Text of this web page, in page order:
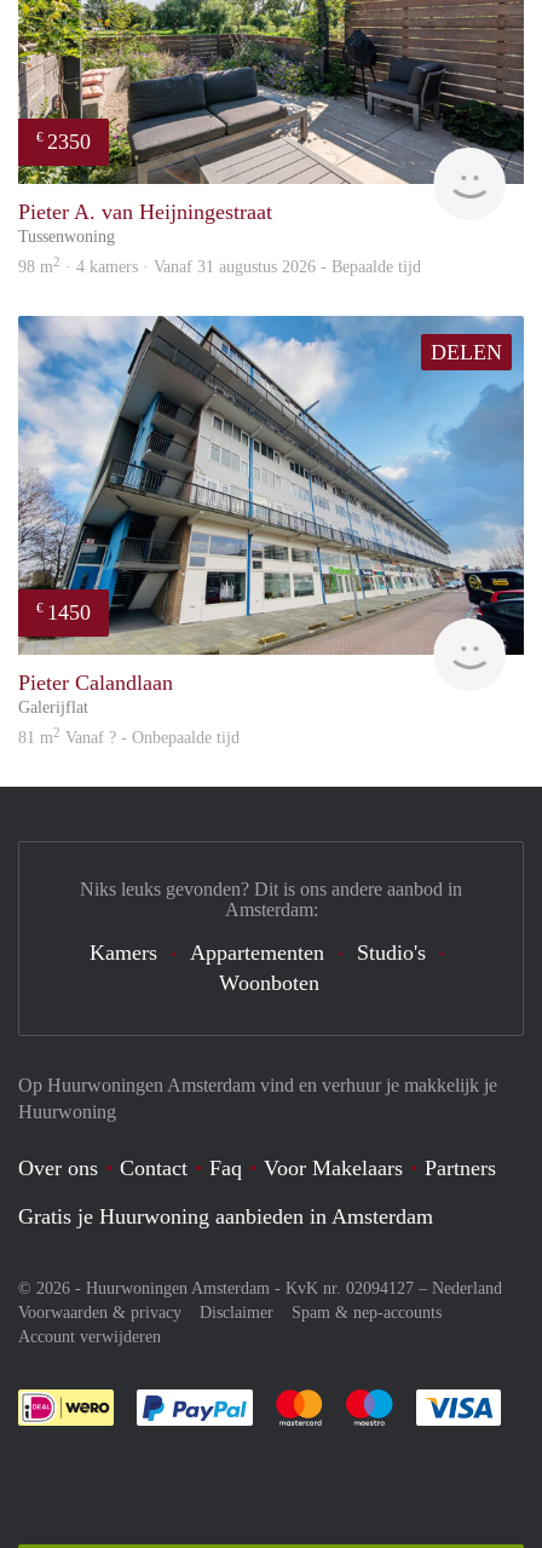
€ 2350
Pieter A. van Heijningestraat
Tussenwoning
98 m2 · 4 kamers · Vanaf 31 augustus 2026 - Bepaalde tijd
DELEN
€ 1450
Pieter Calandlaan
Galerijflat
81 m2 Vanaf ? - Onbepaalde tijd
Op Huurwoningen Amsterdam vind en verhuur je makkelijk je
Huurwoning
Over ons Contact Faq Voor Makelaars
Partners
Gratis je Huurwoning aanbieden in Amsterdam
© 2026 - Huurwoningen Amsterdam - KvK nr. 02094127 – Nederland
Voorwaarden & privacy
Disclaimer
Spam & nep-accounts
Account verwijderen
Je rekent gemakkelijk af met Paypal
Je rekent gemakkelijk af met
Je rekent
Niks leuks gevonden? Dit is ons andere aanbod in
Amsterdam:
Kamers Appartementen
Studio's
Woonboten